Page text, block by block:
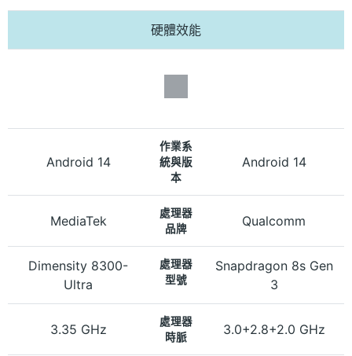
硬體效能
Android 14
作業系
統與版
本
Android 14
MediaTek
處理器
品牌
Qualcomm
Dimensity 8300-
Ultra
處理器
型號
Snapdragon 8s Gen
3
3.35 GHz
處理器
時脈
3.0+2.8+2.0 GHz